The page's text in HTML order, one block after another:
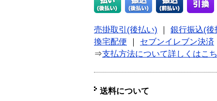
売掛取引(後払い)
銀行振込(後
換宅配便
セブンイレブン決済
⇒支払方法について詳しくはこ
送料について